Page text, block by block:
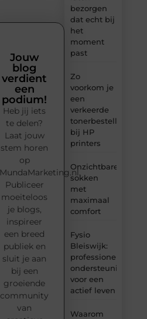
bezorgen
dat echt bij
het
moment
past
Zo
voorkom je
een
verkeerde
tonerbestelling
bij HP
printers
Onzichtbare
sokken
met
maximaal
comfort
Fysio
Bleiswijk:
professionele
ondersteuning
voor een
actief leven
Waarom
Jouw
blog
verdient
een
podium!
Heb jij iets
te delen?
Laat jouw
stem horen
op
MundaMarketing.nl.
Publiceer
moeiteloos
je blogs,
inspireer
een breed
publiek en
sluit je aan
bij een
groeiende
community
van